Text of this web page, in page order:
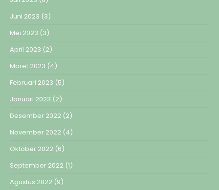
Juni 2023 (3)
Mei 2023 (3)
April 2023 (2)
Maret 2023 (4)
Februari 2023 (5)
Januari 2023 (2)
Desember 2022 (2)
November 2022 (4)
Oktober 2022 (6)
September 2022 (1)
Agustus 2022 (9)